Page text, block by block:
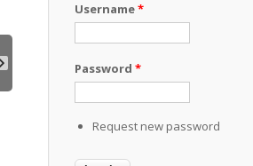
Username*
Password *
Request new password